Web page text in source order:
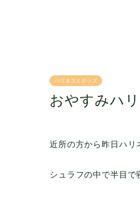
ハリネズミグッズ
おやすみハ
近所の方から昨日ハリ
シュラフの中で半目で